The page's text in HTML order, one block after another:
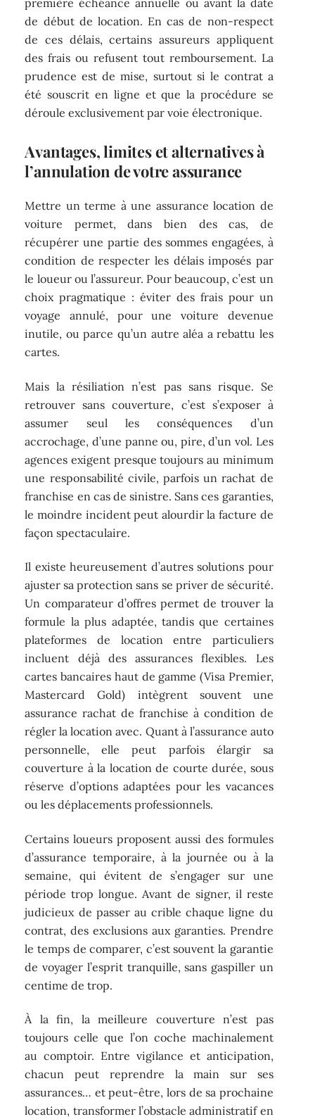
de début de location. En cas de non-respect
de ces délais, certains assureurs appliquent
des frais ou refusent tout remboursement. La
prudence est de mise, surtout si le contrat a
été souscrit en ligne et que la procédure se
déroule exclusivement par voie électronique.
Avantages, limites et alternatives à
l’annulation de votre assurance
Mettre un terme à une assurance location de
voiture permet, dans bien des cas, de
récupérer une partie des sommes engagées, à
condition de respecter les délais imposés par
le loueur ou l’assureur. Pour beaucoup, c’est un
choix pragmatique : éviter des frais pour un
voyage annulé, pour une voiture devenue
inutile, ou parce qu’un autre aléa a rebattu les
cartes.
Mais la résiliation n’est pas sans risque. Se
retrouver sans couverture, c’est s’exposer à
assumer seul les conséquences d’un
accrochage, d’une panne ou, pire, d’un vol. Les
agences exigent presque toujours au minimum
une responsabilité civile, parfois un rachat de
franchise en cas de sinistre. Sans ces garanties,
le moindre incident peut alourdir la facture de
façon spectaculaire.
Il existe heureusement d’autres solutions pour
ajuster sa protection sans se priver de sécurité.
Un comparateur d’offres permet de trouver la
formule la plus adaptée, tandis que certaines
plateformes de location entre particuliers
incluent déjà des assurances flexibles. Les
cartes bancaires haut de gamme (Visa Premier,
Mastercard Gold) intègrent souvent une
assurance rachat de franchise à condition de
régler la location avec. Quant à l’assurance auto
personnelle, elle peut parfois élargir sa
couverture à la location de courte durée, sous
réserve d’options adaptées pour les vacances
ou les déplacements professionnels.
Certains loueurs proposent aussi des formules
d’assurance temporaire, à la journée ou à la
semaine, qui évitent de s’engager sur une
période trop longue. Avant de signer, il reste
judicieux de passer au crible chaque ligne du
contrat, des exclusions aux garanties. Prendre
le temps de comparer, c’est souvent la garantie
de voyager l’esprit tranquille, sans gaspiller un
centime de trop.
À la fin, la meilleure couverture n’est pas
toujours celle que l’on coche machinalement
au comptoir. Entre vigilance et anticipation,
chacun peut reprendre la main sur ses
assurances… et peut-être, lors de sa prochaine
location, transformer l’obstacle administratif en